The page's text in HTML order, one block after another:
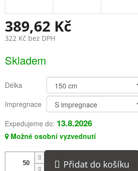
389,62 Kč
322 Kč bez DPH
cena:
Skladem
Délka
Impregnace
Expedujeme do: 13.8.2026
Možné osobní vyzvednutí
Přidat do košíku